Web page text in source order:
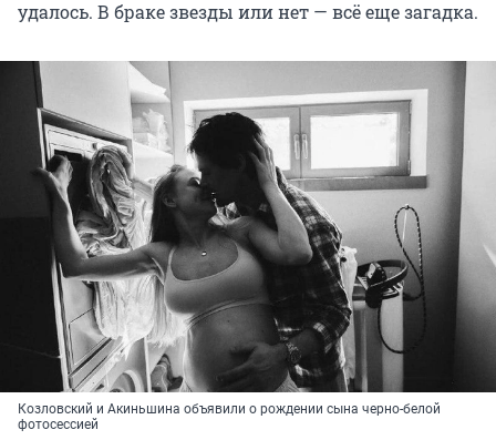
удалось. В браке звезды или нет — всё еще загадка.
Козловский и Акиньшина объявили о рождении сына черно-белой
фотосессией